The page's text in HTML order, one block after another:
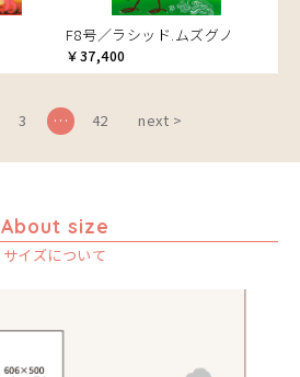
F8号／ラシッド.ムズグノ
￥37,400
3 … 42 next >
About size
サイズについて